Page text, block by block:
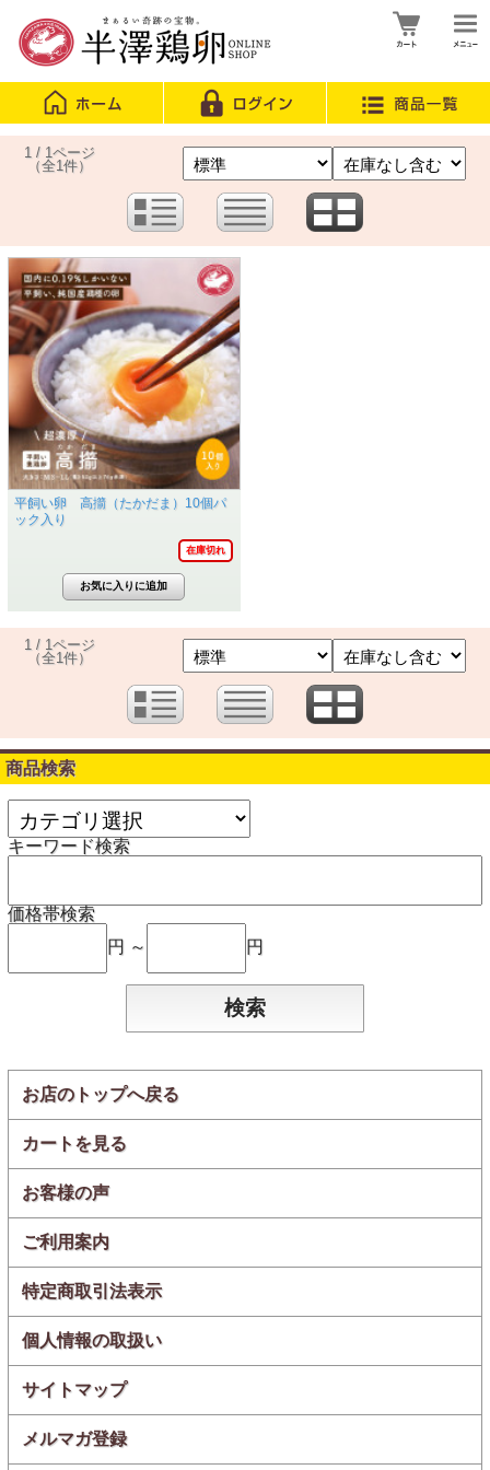
1 / 1ページ
（全1件）
平飼い卵 高擶（たかだま）10個パ
ック入り
在庫切れ
1 / 1ページ
（全1件）
商品検索
キーワード検索
価格帯検索
円 ～
円
お店のトップへ戻る
カートを見る
お客様の声
ご利用案内
特定商取引法表示
個人情報の取扱い
サイトマップ
メルマガ登録